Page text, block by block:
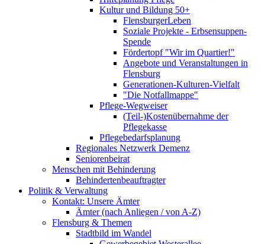
Kultur und Bildung 50+
FlensburgerLeben
Soziale Projekte - Erbsensuppen-
Spende
Fördertopf "Wir im Quartier!"
Angebote und Veranstaltungen in
Flensburg
Generationen-Kulturen-Vielfalt
"Die Notfallmappe"
Pflege-Wegweiser
(Teil-)Kostenübernahme der
Pflegekasse
Pflegebedarfsplanung
Regionales Netzwerk Demenz
Seniorenbeirat
Menschen mit Behinderung
Behindertenbeauftragter
Politik & Verwaltung
Kontakt: Unsere Ämter
Ämter (nach Anliegen / von A-Z)
Flensburg & Themen
Stadtbild im Wandel